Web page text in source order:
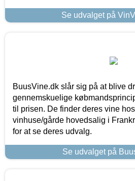
Se udvalget på
BuusVine.dk slår sig på at blive
gennemskuelige
til prisen. De finder deres vine
vinhuse/gårde hovedsalig i
for at se deres udvalg.
Se udvalget på